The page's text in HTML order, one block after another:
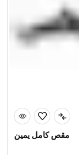
مقص كامل يمين